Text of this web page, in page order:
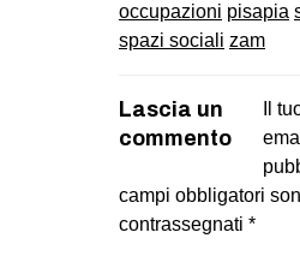
occupazioni pisapia
spazi sociali zam
Lascia un
commento
Il
campi obbligatori
contrassegnati *